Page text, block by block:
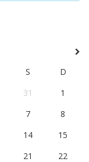
S
D
31
1
7
8
14
15
21
22